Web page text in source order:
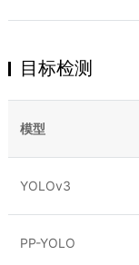
目标检测
模型
YOLOv3
PP-YOLO